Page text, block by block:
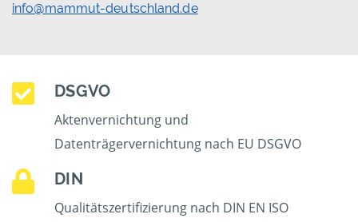
info@mammut-deutschland.de
DSGVO
Aktenvernichtung und
Datenträgervernichtung nach EU DSGVO
DIN
Qualitätszertifizierung nach DIN EN ISO